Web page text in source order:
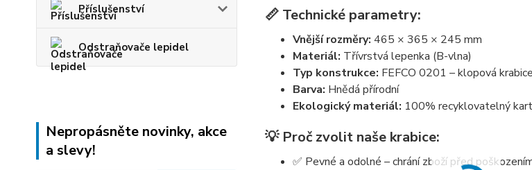
Příslušenství
Odstraňovače lepidel
Nepropásněte novinky, akce
a slevy!
📏 Technické parametry:
Vnější rozměry: 465 × 365 × 245 mm
Materiál: Třívrstvá lepenka (B-vlna)
Typ konstrukce: FEFCO 0201 – klopová krabice
Barva: Hnědá přírodní
Ekologický materiál: 100% recyklovatelný
💡 Proč zvolit naše krabice:
✅ Pevné a odolné – chrání zboží před